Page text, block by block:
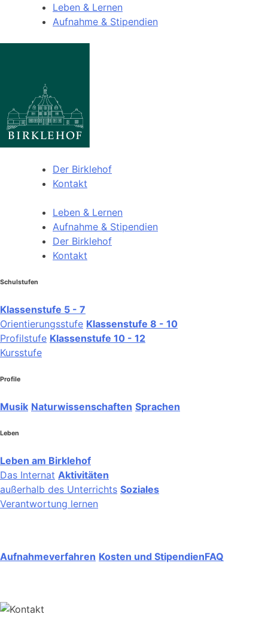
Leben & Lernen
Aufnahme & Stipendien
Der Birklehof
Kontakt
Leben & Lernen
Aufnahme & Stipendien
Der Birklehof
Kontakt
Schulstufen
Klassenstufe 5 - 7
Orientierungsstufe Klassenstufe 8 - 10
Profilstufe Klassenstufe 10 - 12
Kursstufe
Profile
Musik Naturwissenschaften Sprachen
Leben
Leben am Birklehof
Das Internat Aktivitäten
außerhalb des Unterrichts Soziales
Verantwortung lernen
Aufnahmeverfahren Kosten und StipendienFAQ